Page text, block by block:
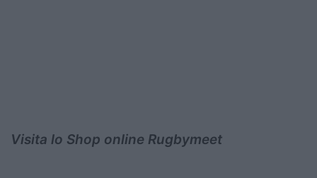
Visita lo Shop online Rugbymeet